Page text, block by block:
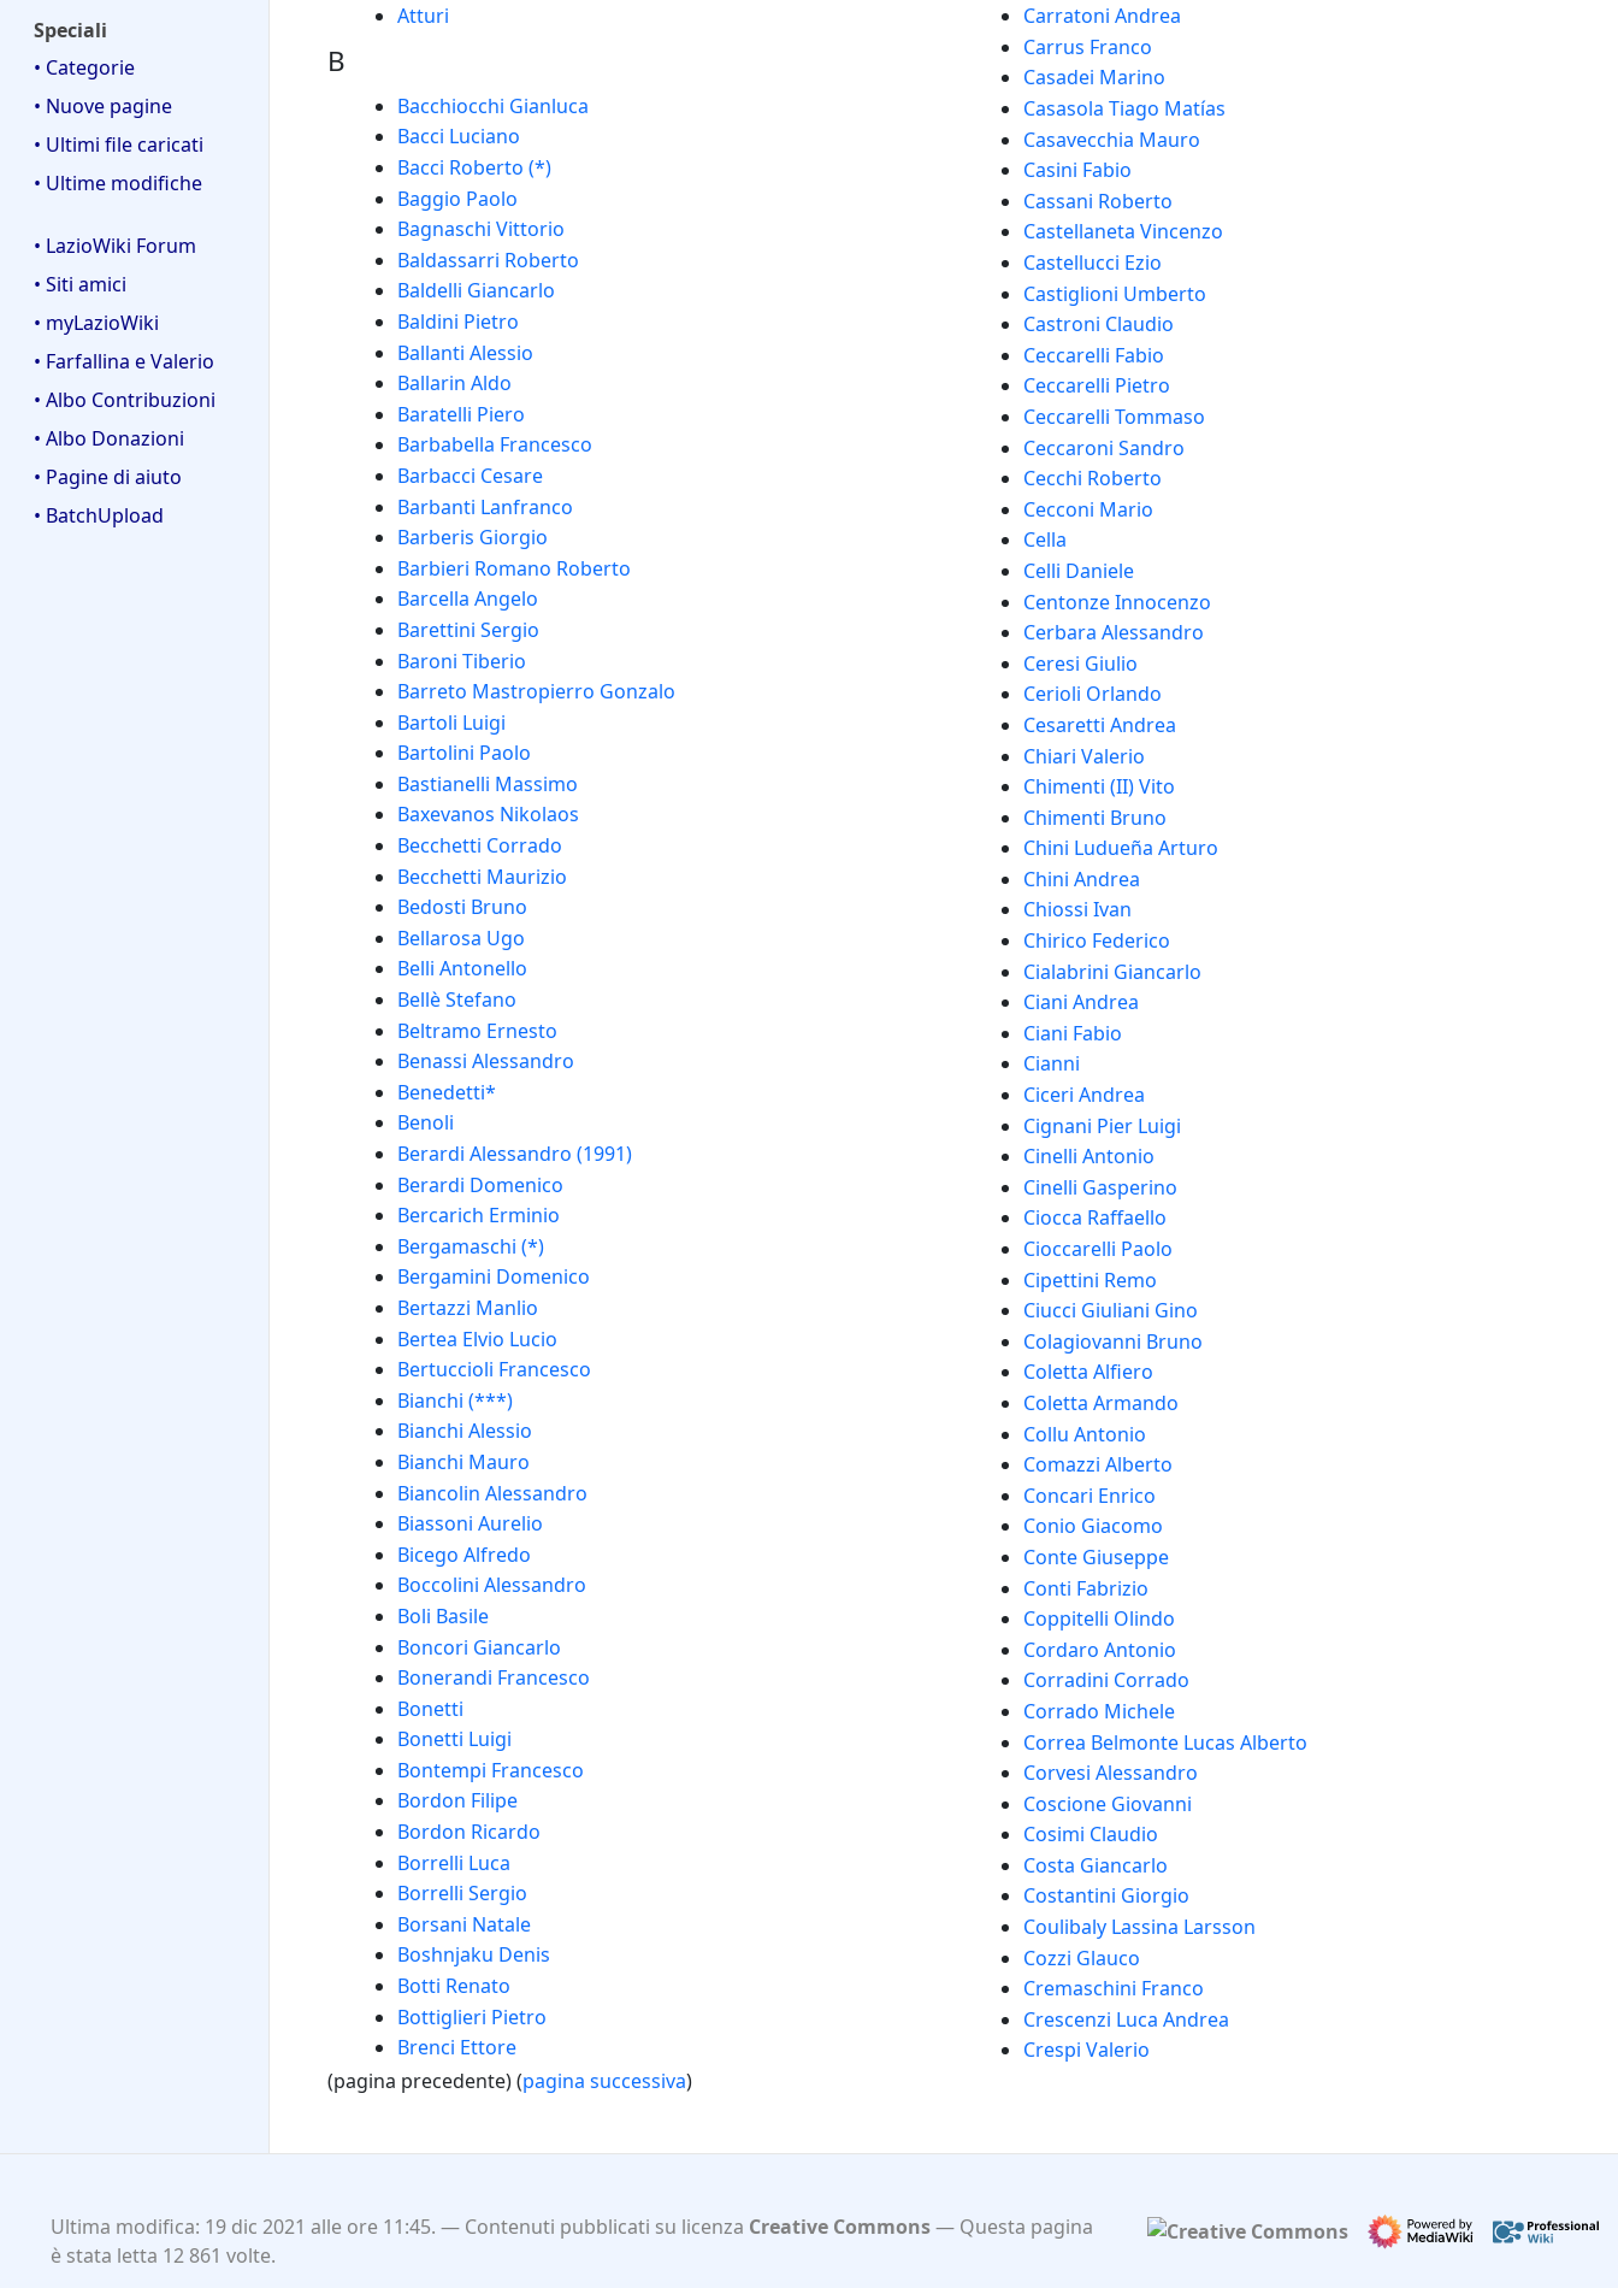
Speciali
• Categorie
• Nuove pagine
• Ultimi file caricati
• Ultime modifiche
• LazioWiki Forum
• Siti amici
• myLazioWiki
• Farfallina e Valerio
• Albo Contribuzioni
• Albo Donazioni
• Pagine di aiuto
• BatchUpload
Atturi
B
Bacchiocchi Gianluca
Bacci Luciano
Bacci Roberto (*)
Baggio Paolo
Bagnaschi Vittorio
Baldassarri Roberto
Baldelli Giancarlo
Baldini Pietro
Ballanti Alessio
Ballarin Aldo
Baratelli Piero
Barbabella Francesco
Barbacci Cesare
Barbanti Lanfranco
Barberis Giorgio
Barbieri Romano Roberto
Barcella Angelo
Barettini Sergio
Baroni Tiberio
Barreto Mastropierro Gonzalo
Bartoli Luigi
Bartolini Paolo
Bastianelli Massimo
Baxevanos Nikolaos
Becchetti Corrado
Becchetti Maurizio
Bedosti Bruno
Bellarosa Ugo
Belli Antonello
Bellè Stefano
Beltramo Ernesto
Benassi Alessandro
Benedetti*
Benoli
Berardi Alessandro (1991)
Berardi Domenico
Bercarich Erminio
Bergamaschi (*)
Bergamini Domenico
Bertazzi Manlio
Bertea Elvio Lucio
Bertuccioli Francesco
Bianchi (***)
Bianchi Alessio
Bianchi Mauro
Biancolin Alessandro
Biassoni Aurelio
Bicego Alfredo
Boccolini Alessandro
Boli Basile
Boncori Giancarlo
Bonerandi Francesco
Bonetti
Bonetti Luigi
Bontempi Francesco
Bordon Filipe
Bordon Ricardo
Borrelli Luca
Borrelli Sergio
Borsani Natale
Boshnjaku Denis
Botti Renato
Bottiglieri Pietro
Brenci Ettore
Carratoni Andrea
Carrus Franco
Casadei Marino
Casasola Tiago Matías
Casavecchia Mauro
Casini Fabio
Cassani Roberto
Castellaneta Vincenzo
Castellucci Ezio
Castiglioni Umberto
Castroni Claudio
Ceccarelli Fabio
Ceccarelli Pietro
Ceccarelli Tommaso
Ceccaroni Sandro
Cecchi Roberto
Cecconi Mario
Cella
Celli Daniele
Centonze Innocenzo
Cerbara Alessandro
Ceresi Giulio
Cerioli Orlando
Cesaretti Andrea
Chiari Valerio
Chimenti (II) Vito
Chimenti Bruno
Chini Ludueña Arturo
Chini Andrea
Chiossi Ivan
Chirico Federico
Cialabrini Giancarlo
Ciani Andrea
Ciani Fabio
Cianni
Ciceri Andrea
Cignani Pier Luigi
Cinelli Antonio
Cinelli Gasperino
Ciocca Raffaello
Cioccarelli Paolo
Cipettini Remo
Ciucci Giuliani Gino
Colagiovanni Bruno
Coletta Alfiero
Coletta Armando
Collu Antonio
Comazzi Alberto
Concari Enrico
Conio Giacomo
Conte Giuseppe
Conti Fabrizio
Coppitelli Olindo
Cordaro Antonio
Corradini Corrado
Corrado Michele
Correa Belmonte Lucas Alberto
Corvesi Alessandro
Coscione Giovanni
Cosimi Claudio
Costa Giancarlo
Costantini Giorgio
Coulibaly Lassina Larsson
Cozzi Glauco
Cremaschini Franco
Crescenzi Luca Andrea
Crespi Valerio
(pagina precedente) (pagina successiva)
Ultima modifica: 19 dic 2021 alle ore 11:45. Contenuti pubblicati su licenza Creative Commons
Questa pagina
è stata letta 12 861 volte.